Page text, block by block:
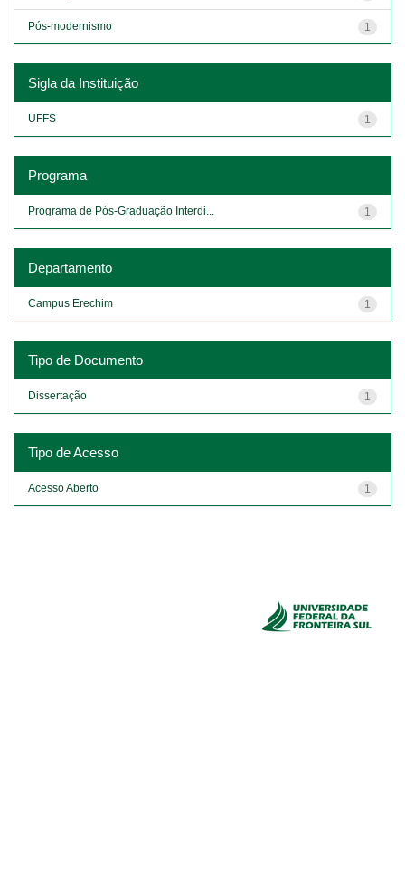
1
Pós-modernismo
Sigla da Instituição
1
UFFS
Programa
1
Programa de Pós-Graduação Interdi...
Departamento
1
Campus Erechim
Tipo de Documento
1
Dissertação
Tipo de Acesso
1
Acesso Aberto